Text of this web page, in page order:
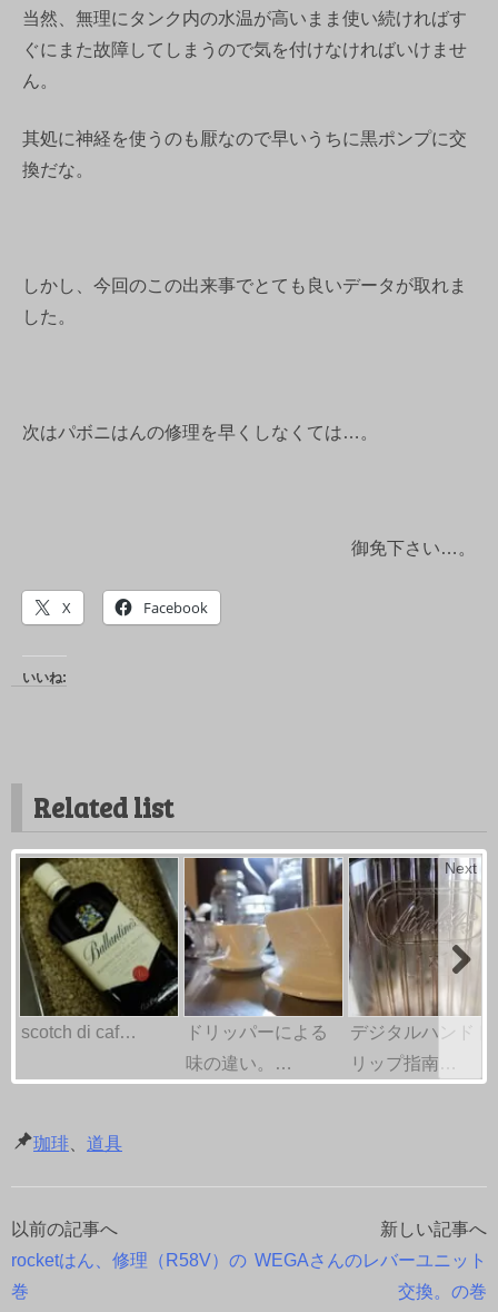
当然、無理にタンク内の水温が高いまま使い続ければす
ぐにまた故障してしまうので気を付けなければいけませ
ん。
其処に神経を使うのも厭なので早いうちに黒ポンプに交
換だな。
しかし、今回のこの出来事でとても良いデータが取れま
した。
次はパボニはんの修理を早くしなくては…。
御免下さい…。
X Facebook
いいね:
Related list
scotch di caf…
ドリッパーによる
味の違い。…
デジタルハンドド
リップ指南…
Next
珈琲 道具
投
稿
以前の記事へ
rocketはん、修理（R58V）の
巻
新しい記事へ
WEGAさんのレバーユニット
交換。の巻